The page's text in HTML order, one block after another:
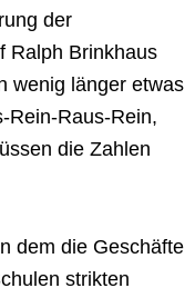
der
Ralph Brinkhaus
wenig länger etwas
Rein-Raus-Rein,
die Zahlen
dem die Geschäfte
strikten